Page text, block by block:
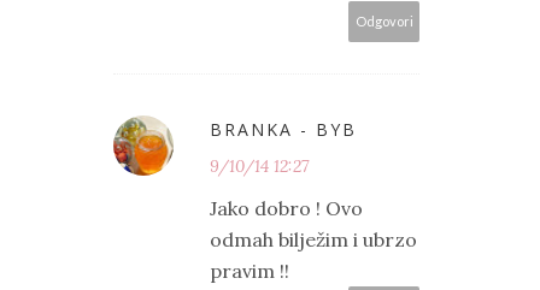
Odgovori
BRANKA - BYB
9/10/14 12:27
Jako dobro ! Ovo
odmah bilježim i ubrzo
pravim !!